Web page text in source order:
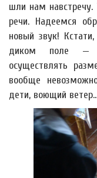
шли нам навстречу.
речи. Надеемся
новый звук!
диком поле —
осуществлять
вообще
дети, воющий